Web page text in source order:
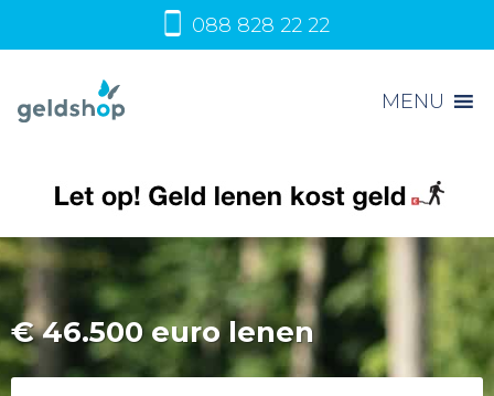
088 828 22 22
MENU
€46.500 euro lenen